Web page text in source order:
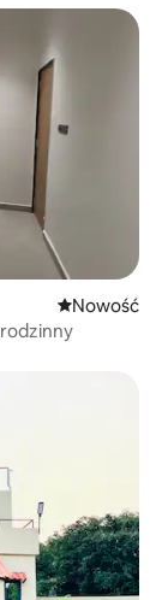
Nowe
Nowość